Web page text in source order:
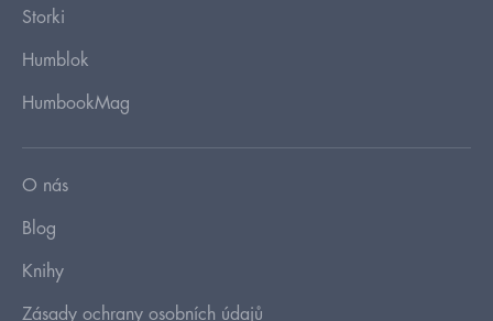
Storki
Humblok
HumbookMag
O nás
Blog
Knihy
Zásady ochrany osobních údajů